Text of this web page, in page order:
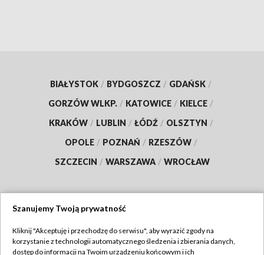
BIAŁYSTOK / BYDGOSZCZ / GDAŃSK /
GORZÓW WLKP. / KATOWICE / KIELCE /
KRAKÓW / LUBLIN / ŁÓDŹ / OLSZTYN /
OPOLE / POZNAŃ / RZESZÓW /
SZCZECIN / WARSZAWA / WROCŁAW
TVP
Szanujemy Twoją prywatność
Kliknij "Akceptuję i przechodzę do serwisu", aby wyrazić zgody na
korzystanie z technologii automatycznego śledzenia i zbierania danych,
dostęp do informacji na Twoim urządzeniu końcowym i ich